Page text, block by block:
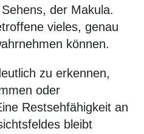
der Makula.
vieles, genau
können.
zu erkennen,
oder
Restsehfähigkeit an
bleibt